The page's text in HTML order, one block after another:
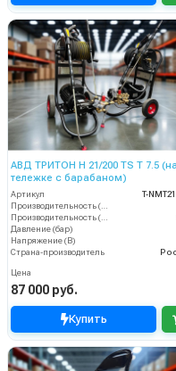
АВД ТРИТОН Н 21/200 TS Т 7.5
тележке с барабаном)
Артикул
T-
Производительность (л/мин)
Производительность (л/ч)
Давление (бар)
Напряжение (В)
Страна-производитель
Цена
87 000 руб.
Купить